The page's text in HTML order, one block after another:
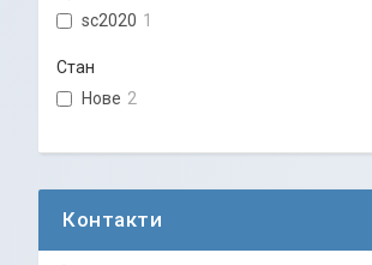
sc2020 1
Стан
Нове 2